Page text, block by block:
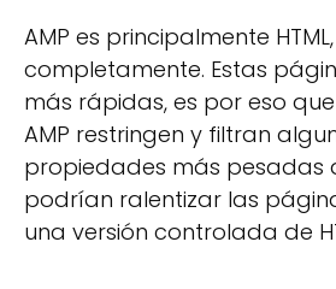
AMP es principalmente
completamente. Estas
más rápidas, es por eso
AMP restringen y filtran
propiedades más pesadas
podrían ralentizar las
una versión controlada de